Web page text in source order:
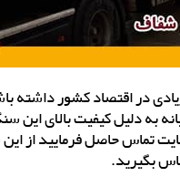
در اقتصاد کشور
به دلیل کیفیت بالای
حاصل فرمایید از این
بگیرید.